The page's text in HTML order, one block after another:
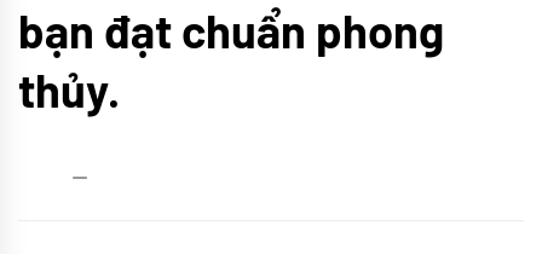
bạn đạt chuẩn phong
thủy.
admin